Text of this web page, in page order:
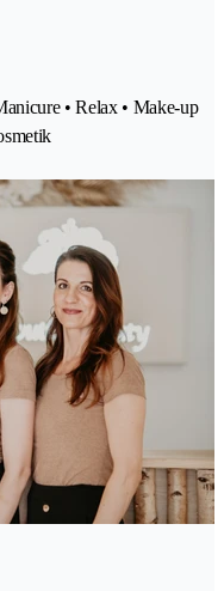
• Relax • Make-up